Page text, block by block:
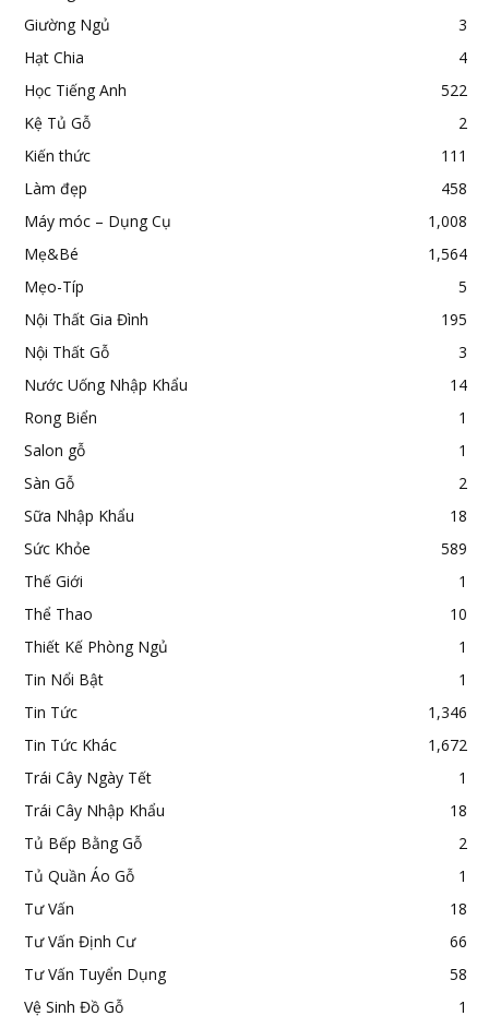
Giường Ngủ
3
Hạt Chia
4
Học Tiếng Anh
522
Kệ Tủ Gỗ
2
Kiến thức
111
Làm đẹp
458
Máy móc – Dụng Cụ
1,008
Mẹ&Bé
1,564
Mẹo-Típ
5
Nội Thất Gia Đình
195
Nội Thất Gỗ
3
Nước Uống Nhập Khẩu
14
Rong Biển
1
Salon gỗ
1
Sàn Gỗ
2
Sữa Nhập Khẩu
18
Sức Khỏe
589
Thế Giới
1
Thể Thao
10
Thiết Kế Phòng Ngủ
1
Tin Nổi Bật
1
Tin Tức
1,346
Tin Tức Khác
1,672
Trái Cây Ngày Tết
1
Trái Cây Nhập Khẩu
18
Tủ Bếp Bằng Gỗ
2
Tủ Quần Áo Gỗ
1
Tư Vấn
18
Tư Vấn Định Cư
66
Tư Vấn Tuyển Dụng
58
Vệ Sinh Đồ Gỗ
1